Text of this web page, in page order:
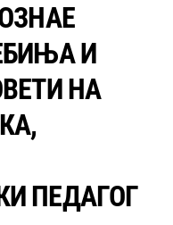
И
НА
ПЕДАГОГ